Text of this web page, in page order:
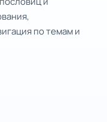
по темам и